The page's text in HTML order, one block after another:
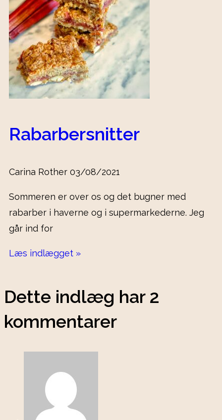
Rabarbersnitter
Carina Rother 03/08/2021
Sommeren er over os og det bugner med
rabarber i haverne og i supermarkederne. Jeg
går ind for
Læs indlægget »
Dette indlæg har 2
kommentarer